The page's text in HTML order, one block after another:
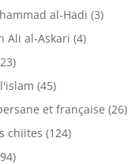
al-Hadi (3)
Ali al-Askari (4)
(45)
et française (26)
chiites (124)